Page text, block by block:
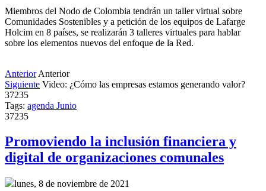
Miembros del Nodo de Colombia tendrán un taller virtual sobre
Comunidades Sostenibles y a petición de los equipos de Lafarge
Holcim en 8 países, se realizarán 3 talleres virtuales para hablar
sobre los elementos nuevos del enfoque de la Red.
Anterior Anterior
Siguiente Video: ¿Cómo las empresas estamos generando valor?
37235
Tags: agenda Junio
37235
Promoviendo la inclusión financiera y
digital de organizaciones comunales
lunes, 8 de noviembre de 2021